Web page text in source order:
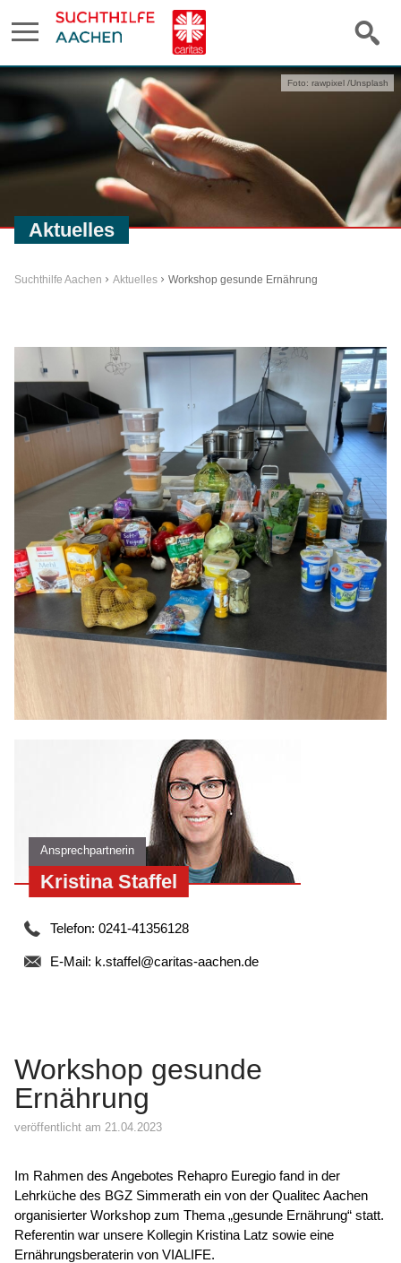
Aktuelles
Foto: rawpixel /Unsplash
Suchthilfe Aachen Aktuelles Workshop gesunde Ernährung
Workshop gesunde
Ernährung
veröffentlicht am 21.04.2023
Im Rahmen des Angebotes Rehapro Euregio fand in der
Lehrküche des BGZ Simmerath ein von der Qualitec Aachen
organisierter Workshop zum Thema „gesunde Ernährung“ statt.
Referentin war unsere Kollegin Kristina Latz sowie eine
Ernährungsberaterin von VIALIFE.
Ansprechpartnerin
Kristina Staffel
Telefon: 0241-41356128
E-Mail: k.staffel@caritas-aachen.de